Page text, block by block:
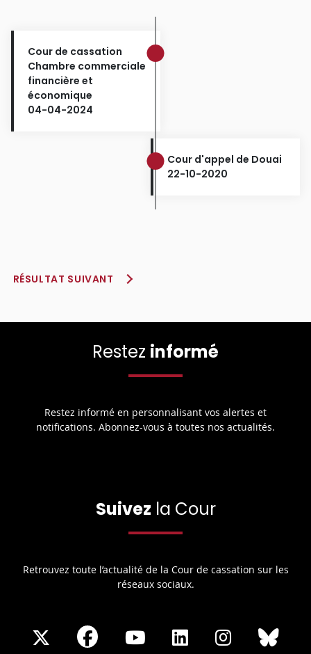
Cour de cassation
Chambre commerciale
financière et
économique
04-04-2024
Cour d'appel de Douai
22-10-2020
RÉSULTAT SUIVANT
Restez informé
Restez informé en personnalisant vos alertes et
notifications. Abonnez-vous à toutes nos actualités.
Suivez la Cour
Retrouvez toute l’actualité de la Cour de cassation sur les
réseaux sociaux.
ShareShare
Share
Share
Share